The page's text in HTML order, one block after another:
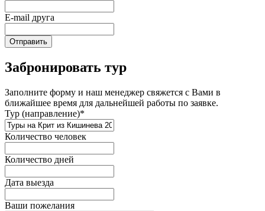
E-mail друга
Отправить
Забронировать тур
Заполните форму и наш менеджер свяжется с Вами в
ближайшее время для дальнейшей работы по заявке.
Тур (направление)*
Количество человек
Количество дней
Дата выезда
Ваши пожелания